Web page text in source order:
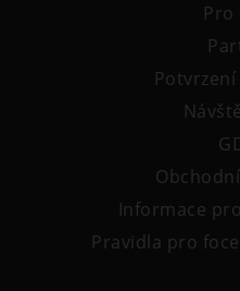
Pro
Informace
Pravidla pro